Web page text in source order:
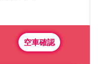
空車確認